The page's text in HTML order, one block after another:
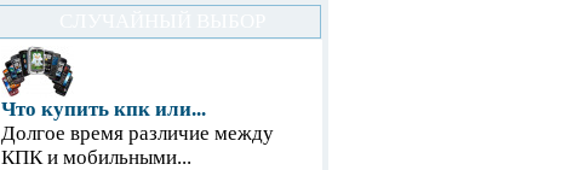
Что купить кпк или...
Долгое время различие между
КПК и мобильными...